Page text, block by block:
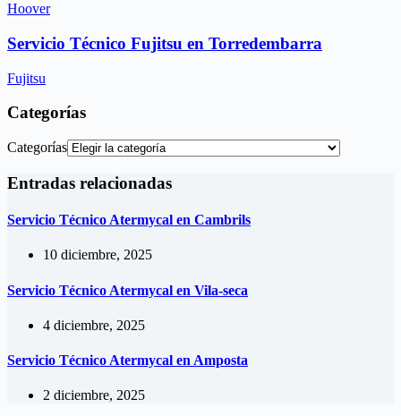
Hoover
Servicio Técnico Fujitsu en Torredembarra
Fujitsu
Categorías
Categorías
Entradas relacionadas
Servicio Técnico Atermycal en Cambrils
10 diciembre, 2025
Servicio Técnico Atermycal en Vila-seca
4 diciembre, 2025
Servicio Técnico Atermycal en Amposta
2 diciembre, 2025